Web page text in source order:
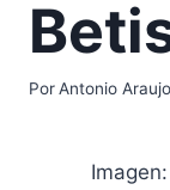
PorAntonio Araujo
Imagen: